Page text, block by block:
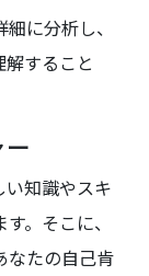
に分析し、
すること
知識やスキ
。そこに、
なたの自己肯